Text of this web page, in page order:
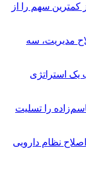
سهم را از
مدیریت، سه
یک استراتژی
را تسلیت
نظام دارویی